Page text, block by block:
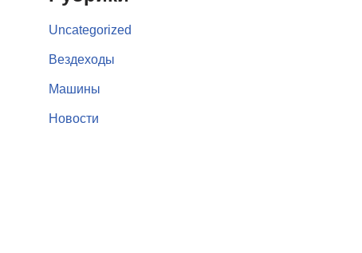
Uncategorized
Вездеходы
Машины
Новости